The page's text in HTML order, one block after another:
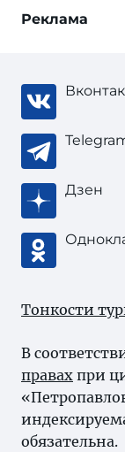
Реклама
Дзен
Тонкости
В
правах при
обязательна.